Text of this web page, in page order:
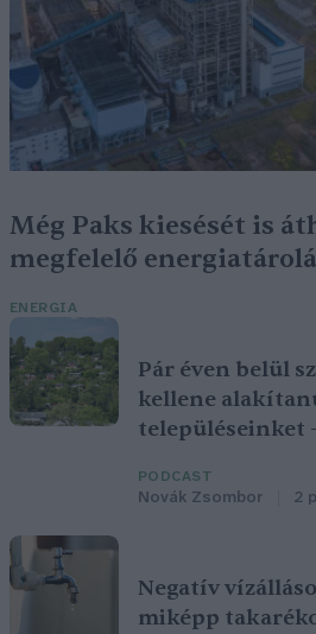
Még Paks kiesését is
megfelelő
ENERGIA
Pár éven belül
kellene
településeinket
PODCAST
Novák Zsombor 2
Negatív
miképp